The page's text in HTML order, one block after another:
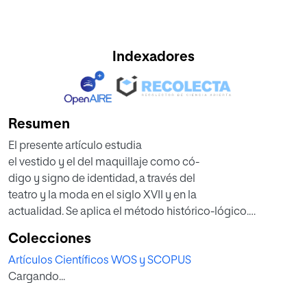
Indexadores
Resumen
El presente artículo estudia
el vestido y el del maquillaje como có-
digo y signo de identidad, a través del
teatro y la moda en el siglo XVII y en la
actualidad. Se aplica el método histórico-lógico.
especialmente los ejemplos del “disfrazarse
por amor” en la obra de teatro
del autor Lope de Vega y “el disfrazarse
Colecciones
Artículos Científicos WOS y SCOPUS
Cargando...